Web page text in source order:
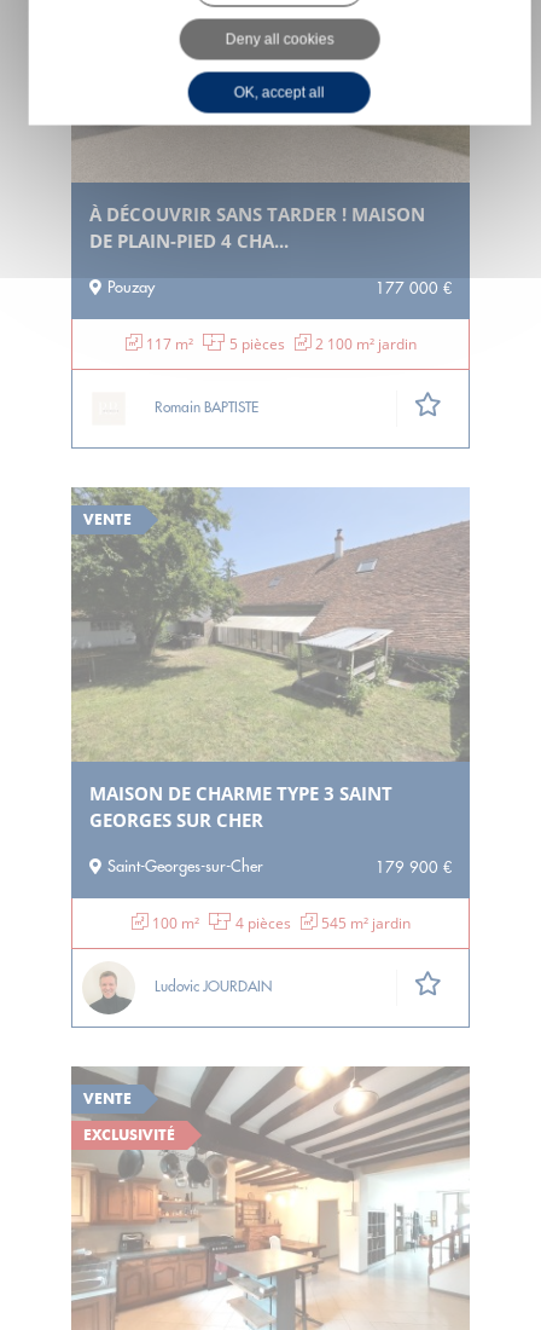
À DÉCOUVRIR SANS TARDER ! MAISON
DE PLAIN-PIED 4 CHA...
Pouzay 177 000 €
117 m² 5 pièces 2 100 m² jardin
Romain BAPTISTE
VENTE
MAISON DE CHARME TYPE 3 SAINT
GEORGES SUR CHER
Saint-Georges-sur-Cher 179 900 €
100 m² 4 pièces 545 m² jardin
Ludovic JOURDAIN
VENTE
EXCLUSIVITÉ
Deny all cookies
OK, accept all